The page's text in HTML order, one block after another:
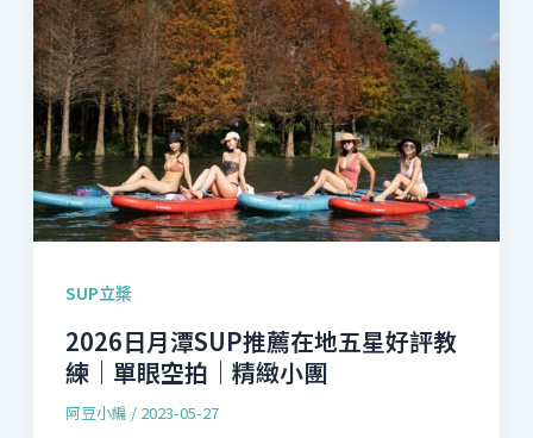
SUP立槳
2026日月潭SUP推薦在地五星好評教
練｜單眼空拍｜精緻小團
阿豆小編 / 2023-05-27